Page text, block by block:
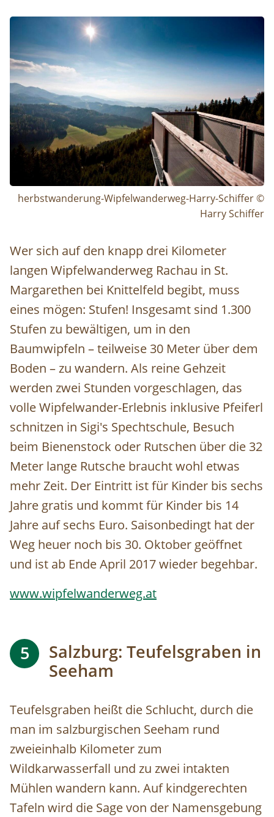
herbstwanderung-Wipfelwanderweg-Harry-Schiffer ©
Harry Schiffer
Wer sich auf den knapp drei Kilometer
langen Wipfelwanderweg Rachau in St.
Margarethen bei Knittelfeld begibt, muss
eines mögen: Stufen! Insgesamt sind 1.300
Stufen zu bewältigen, um in den
Baumwipfeln – teilweise 30 Meter über dem
Boden – zu wandern. Als reine Gehzeit
werden zwei Stunden vorgeschlagen, das
volle Wipfelwander-Erlebnis inklusive Pfeiferl
schnitzen in Sigi's Spechtschule, Besuch
beim Bienenstock oder Rutschen über die 32
Meter lange Rutsche braucht wohl etwas
mehr Zeit. Der Eintritt ist für Kinder bis sechs
Jahre gratis und kommt für Kinder bis 14
Jahre auf sechs Euro. Saisonbedingt hat der
Weg heuer noch bis 30. Oktober geöffnet
und ist ab Ende April 2017 wieder begehbar.
www.wipfelwanderweg.at
5
Salzburg: Teufelsgraben in
Seeham
Teufelsgraben heißt die Schlucht, durch die
man im salzburgischen Seeham rund
zweieinhalb Kilometer zum
Wildkarwasserfall und zu zwei intakten
Mühlen wandern kann. Auf kindgerechten
Tafeln wird die Sage von der Namensgebung